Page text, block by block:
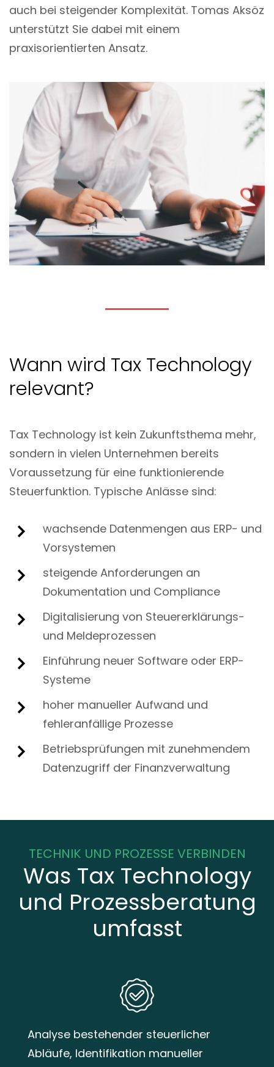
auch bei steigender Komplexität. Tomas Aksöz
unterstützt Sie dabei mit einem
praxisorientierten Ansatz.
Wann wird Tax Technology
relevant?
Tax Technology ist kein Zukunftsthema mehr,
sondern in vielen Unternehmen bereits
Voraussetzung für eine funktionierende
Steuerfunktion. Typische Anlässe sind:
wachsende Datenmengen aus ERP- und
Vorsystemen
steigende Anforderungen an
Dokumentation und Compliance
Digitalisierung von Steuererklärungs-
und Meldeprozessen
Einführung neuer Software oder ERP-
Systeme
hoher manueller Aufwand und
fehleranfällige Prozesse
Betriebsprüfungen mit zunehmendem
Datenzugriff der Finanzverwaltung
TECHNIK UND PROZESSE VERBINDEN
Was Tax Technology
und Prozessberatung
umfasst
Analyse bestehender steuerlicher
Abläufe, Identifikation manueller